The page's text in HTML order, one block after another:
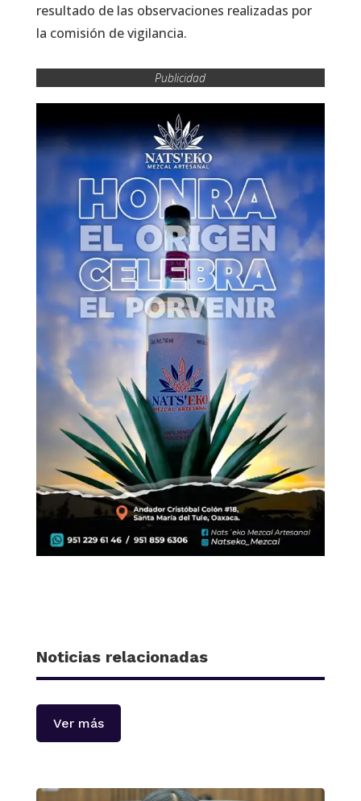
resultado de las observaciones realizadas por
la comisión de vigilancia.
Publicidad
Noticias relacionadas
Ver más